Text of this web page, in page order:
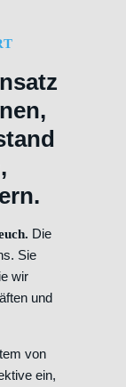
Die
Sie
wir
und
von
ein,